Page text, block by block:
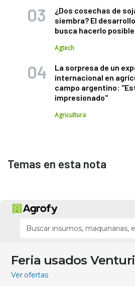
¿Dos cosechas de
siembra? El
busca hacerlo posible
Agtech
La sorpresa de un
internacional en
campo argentino:
impresionado"
Agricultura
Temas en esta nota
Feria usados
Ver ofertas